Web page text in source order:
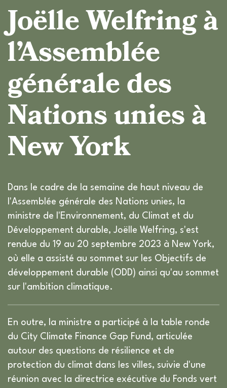
Joëlle Welfring à
l’Assemblée
générale des
Nations unies à
New York
Dans le cadre de la semaine de haut niveau de
l'Assemblée générale des Nations unies, la
ministre de l'Environnement, du Climat et du
Développement durable, Joëlle Welfring, s'est
rendue du 19 au 20 septembre 2023 à New York,
où elle a assisté au sommet sur les Objectifs de
développement durable (ODD) ainsi qu'au sommet
sur l'ambition climatique.
En outre, la ministre a participé à la table ronde
du City Climate Finance Gap Fund, articulée
autour des questions de résilience et de
protection du climat dans les villes, suivie d'une
réunion avec la directrice exécutive du Fonds vert